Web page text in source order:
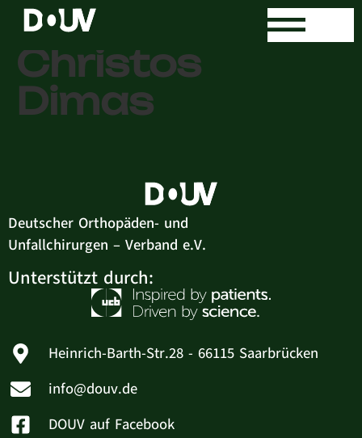
Dr. med.
Christos
Dimas
Deutscher Orthopäden- und
Unfallchirurgen – Verband e.V.
Unterstützt durch:
Heinrich-Barth-Str.28 - 66115 Saarbrücken
info@douv.de
DOUV auf Facebook